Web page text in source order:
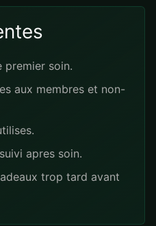
premier soin.
aux membres et non-
apres soin.
trop tard avant